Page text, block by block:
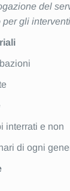
del
gli
interrati e non
di ogni